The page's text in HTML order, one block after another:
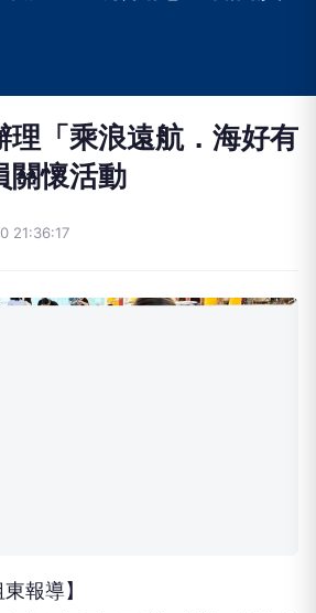
理「乘浪遠航．海好有
關懷活動
21:36:17
心健康照顧及法規宣導，並持續